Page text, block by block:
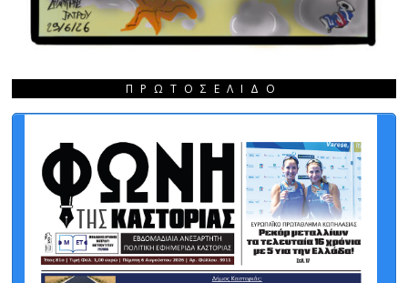
ΠΡΩΤΟΣΈΛΙΔΟ